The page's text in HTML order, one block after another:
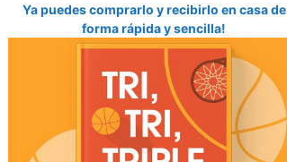
Ya puedes comprarlo y recibirlo en casa de
forma rápida y sencilla!